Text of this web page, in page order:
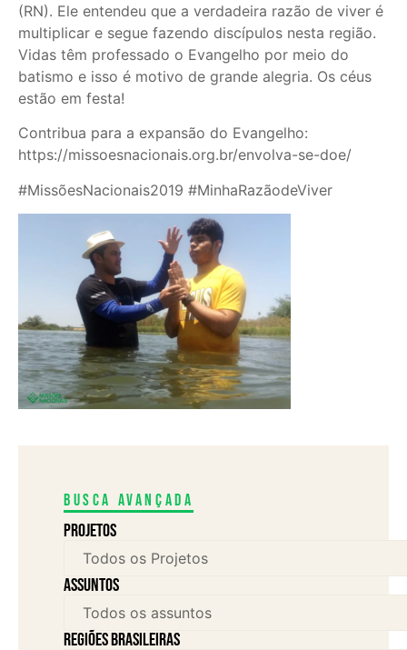
(RN). Ele entendeu que a verdadeira razão de viver é
multiplicar e segue fazendo discípulos nesta região.
Vidas têm professado o Evangelho por meio do
batismo e isso é motivo de grande alegria. Os céus
estão em festa!
Contribua para a expansão do Evangelho:
https://missoesnacionais.org.br/envolva-se-doe/
#MissõesNacionais2019 #MinhaRazãodeViver
Busca avançada
Projetos
assuntos
Regiões brasileiras